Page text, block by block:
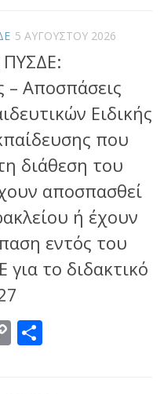
5 ΑΥΓΟΎΣΤΟΥ 2026
– Αποσπάσεις
Ειδικής
που
διάθεση του
αποσπασθεί
ή έχουν
εντός του
για το διδακτικό
Copy